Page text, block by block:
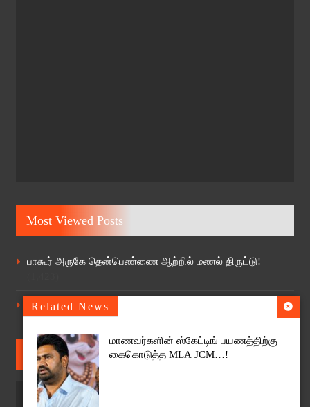
Related News
மாணவர்களின் ஸ்கேட்டிங் பயணத்திற்கு
கைகொடுத்த MLA JCM…!
Most Viewed Posts
பாகூர் அருகே தென்பெண்ணை ஆற்றில் மணல் திருட்டு!
40 ஆண்டுகள் பின்னர் கிளிஞ்சல்மேடு ஸ்ரீ எல்லையம்மன்
ஆலயத்தில் தேர் திருவிழா
Follow Us